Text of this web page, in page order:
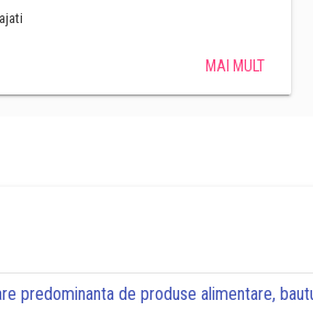
MAI MULT
predominanta de produse alimentare,